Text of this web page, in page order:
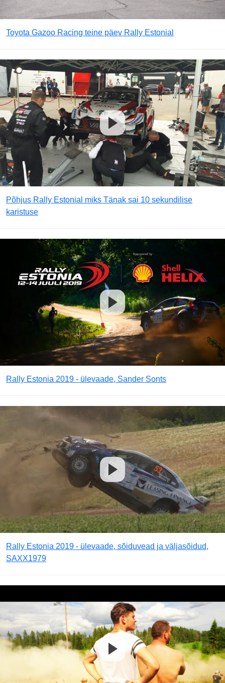
Toyota Gazoo Racing teine päev Rally Estonial
Põhjus Rally Estonial miks Tänak sai 10 sekundilise
karistuse
Rally Estonia 2019 - ülevaade, Sander Sonts
Rally Estonia 2019 - ülevaade, sõiduvead ja väljasõidud,
SAXX1979